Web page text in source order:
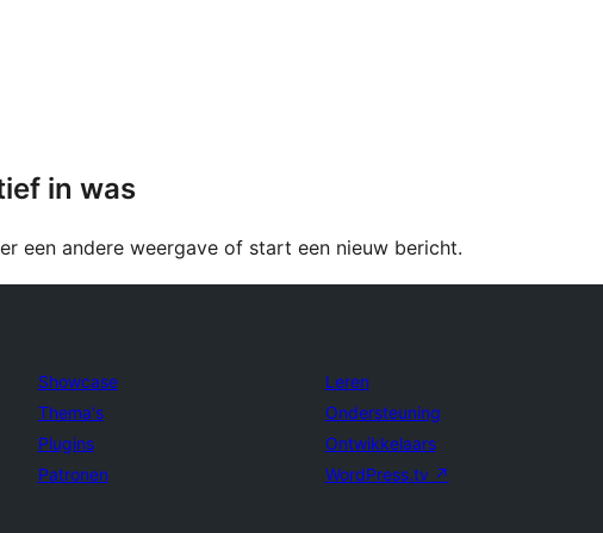
in was
een andere weergave of start een nieuw bericht.
Showcase
Thema's
Plugins
Patronen
Leren
Ondersteuning
Ontwikkelaars
WordPress.tv ↗